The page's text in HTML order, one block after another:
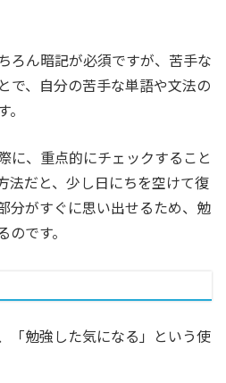
ろん暗記が必須ですが、苦手な
で、自分の苦手な単語や文法の
に、重点的にチェックすること
法だと、少し日にちを空けて復
分がすぐに思い出せるため、勉
です。
「勉強した気になる」という使